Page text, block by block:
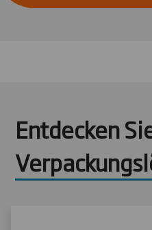
Entdecken